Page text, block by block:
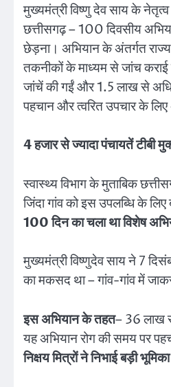
मुख्यमंत्री विष्णु देव साय के नेतृत्व
छत्तीसगढ़ – 100 दिवसीय
छेड़ना। अभियान के अंतर्गत
तकनीकों के माध्यम से जांच
जांचें की गईं और 1.5 लाख से अधिक
पहचान और त्वरित उपचार के लिए
4 हजार से ज्यादा पंचायतें टीबी
स्वास्थ्य विभाग के मुताबिक
जिंदा गांव को इस उपलब्धि के लिए
100 दिन का चला था विशेष
मुख्यमंत्री विष्णुदेव साय ने 7
का मकसद था – गांव-गांव में
इस अभियान के तहत– 36 लाख
यह अभियान रोग की समय पर
निक्षय मित्रों ने निभाई बड़ी भूमिका